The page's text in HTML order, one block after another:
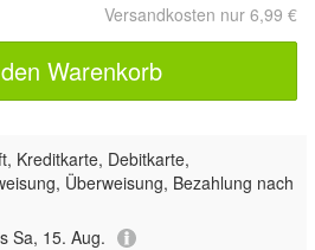
Versandkosten nur 6,99 €
Warenkorb
Kreditkarte, Debitkarte,
Überweisung, Bezahlung nach
Sa, 15. Aug.